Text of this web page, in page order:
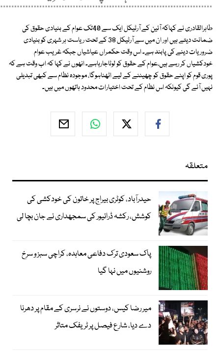
طاہرالقادری نے کہاکہ آئین کے آرٹیکل ایک سے 40تک عوام کے بنیادی حقوق کی
ضمانت دیتے ہیں اور ان میں سے آرٹیکل 38 کے تحت ریاست ہر شہری کو بنیادی
ضروریات دینے کی پابند ہے۔ اس وقت حکمراں عیاشیاں جبکہ غریب عوام
خودکشیاں کر رہے ہیں،عوام کے حقوق کو لوٹاجارہاہے۔ انھوں نے کہا کہ اب وقت ہے کہ
پوری قوم کو اپنے حقوق کو چھیننے کے لیے اٹھناہوگا، موجودہ نظام سے کبھی تبدیلی
نہیں آئے گی کیونکہ اس نظام کے تحت اختیارات محدود ہاتھوں میں ہیں۔
متعلقہ
حیدرآباد، کوٹری بیراج پر خاتون کی خودکشی کی
کوشش، رکشہ ڈرائیور کی سمجھداری نے جان بچا لی
پاک سعودی ترک دفاعی معاہدہ، کراچی سبز و سرخ
روشنیوں میں نہا گیا
میر رضا کیس، دوستوں نے نرسری کے مقام پر دھرنا
دے دیا، شارع فیصل پر ٹریفک متاثر